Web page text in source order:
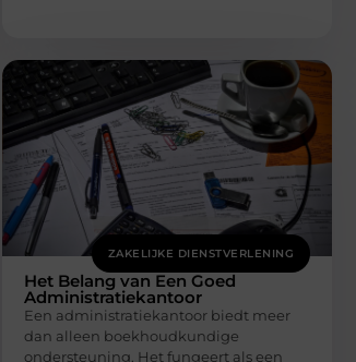
ZAKELIJKE DIENSTVERLENING
Het Belang van Een Goed
Administratiekantoor
Een administratiekantoor biedt meer
dan alleen boekhoudkundige
ondersteuning. Het fungeert als een